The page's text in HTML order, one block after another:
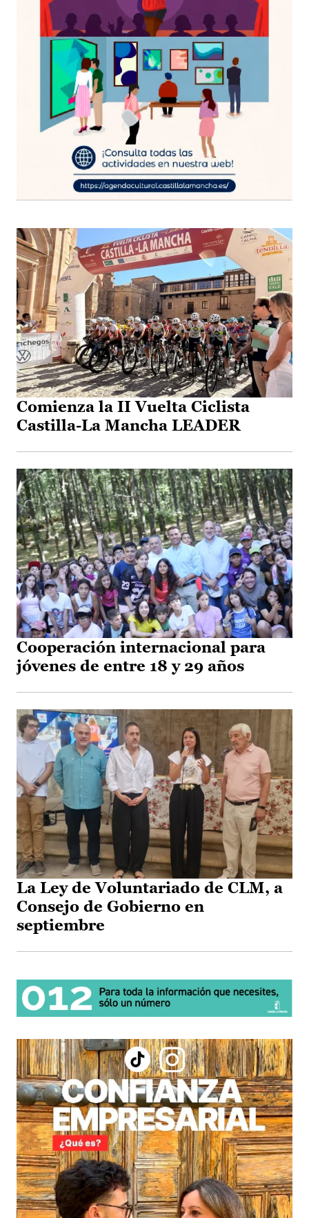
Comienza la II Vuelta Ciclista
Castilla-La Mancha LEADER
Cooperación internacional para
jóvenes de entre 18 y 29 años
La Ley de Voluntariado de CLM, a
Consejo de Gobierno en
septiembre